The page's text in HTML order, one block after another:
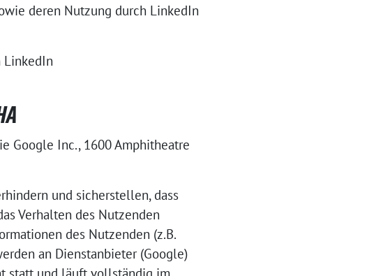
deren Nutzung durch LinkedIn
LinkedIn
Google Inc., 1600 Amphitheatre
und sicherstellen, dass
Verhalten des Nutzenden
des Nutzenden (z.B.
an Dienstanbieter (Google)